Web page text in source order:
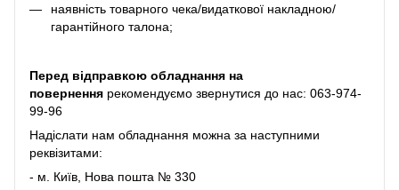
наявність товарного чека/видаткової накладною/
гарантійного талона;
Перед відправкою обладнання на
повернення рекомендуємо звернутися до нас: 063-974-
99-96
Надіслати нам обладнання можна за наступними
реквізитами:
- м. Київ, Нова пошта № 330